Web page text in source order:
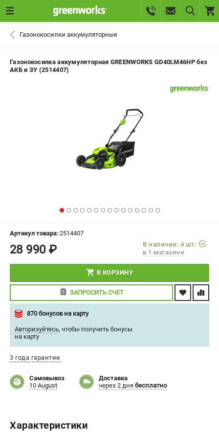
СЕРВИС
ИЗБРАННОЕ
СРАВНЕНИЕ ( 0 )
ВХОД ИЛИ РЕГИСТРАЦИЯ
- ЗАКАЗ ЗАПЧАСТЕЙ
0 ₽
ПОДДЕРЖКА
Политика обработки персональных данных
ИНФОРМАЦИЯ
Новости
Газонокосилки аккумуляторные
Газонокосилка аккумуляторная GREENWORKS GD40LM46HP без
АКБ и ЗУ (2514407)
Артикул товара: 2514407
28 990 ₽
В наличии: 4 шт.
в 1 магазине
В КОРЗИНУ
ЗАПРОСИТЬ СЧЕТ
870 бонусов на карту
Авторизуйтесь, чтобы получить бонусы
на карту
3 года гарантии
Самовывоз
10 August
Доставка
через 2 дня бесплатно
Характеристики